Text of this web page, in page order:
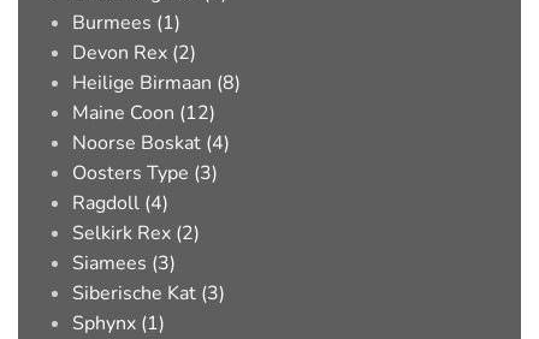
Burmees (1)
Devon Rex (2)
Heilige Birmaan (8)
Maine Coon (12)
Noorse Boskat (4)
Oosters Type (3)
Ragdoll (4)
Selkirk Rex (2)
Siamees (3)
Siberische Kat (3)
Sphynx (1)